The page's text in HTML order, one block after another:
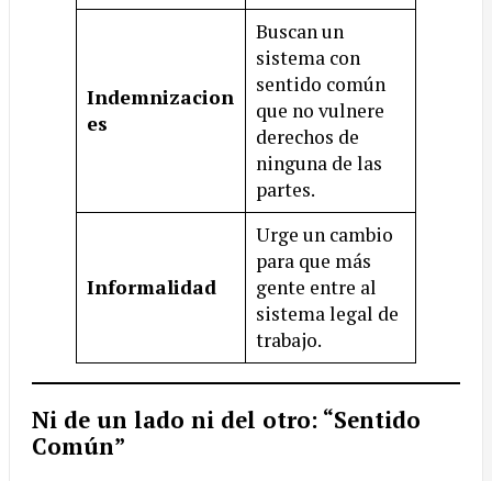
Indemnizacion
es
Buscan un
sistema con
sentido común
que no vulnere
derechos de
ninguna de las
partes.
Informalidad
Urge un cambio
para que más
gente entre al
sistema legal de
trabajo.
Ni de un lado ni del otro: “Sentido
Común”